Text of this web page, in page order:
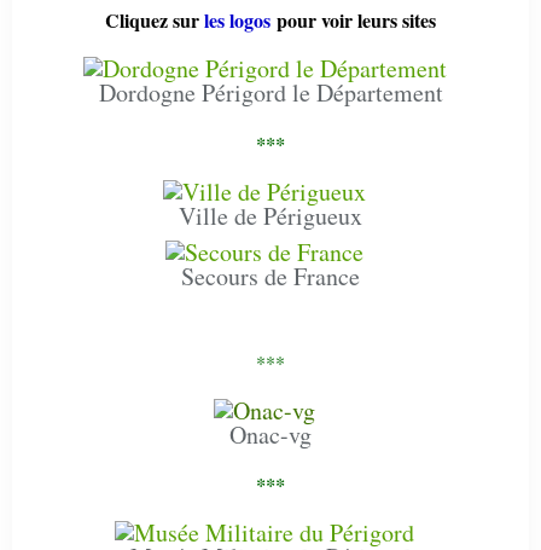
Cliquez surles logos pour voir leurs sites
Dordogne Périgord le Département
***
Ville de Périgueux
Secours de France
***
Onac-vg
***